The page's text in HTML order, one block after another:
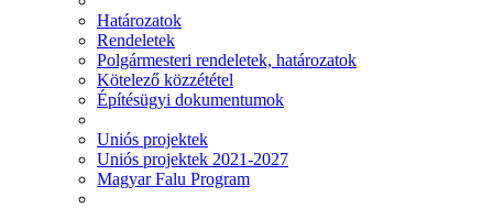
Határozatok
Rendeletek
Polgármesteri rendeletek, határozatok
Kötelező közzététel
Építésügyi dokumentumok
Uniós projektek
Uniós projektek 2021-2027
Magyar Falu Program